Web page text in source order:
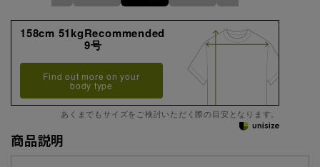
158cm 51kgRecommended
9号
Find out more on your
body type
あくまでもサイズをご検討いただく際の目安となります。
商品説明